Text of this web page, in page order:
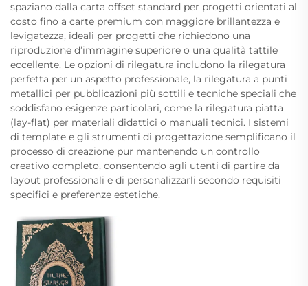
spaziano dalla carta offset standard per progetti orientati al
costo fino a carte premium con maggiore brillantezza e
levigatezza, ideali per progetti che richiedono una
riproduzione d’immagine superiore o una qualità tattile
eccellente. Le opzioni di rilegatura includono la rilegatura
perfetta per un aspetto professionale, la rilegatura a punti
metallici per pubblicazioni più sottili e tecniche speciali che
soddisfano esigenze particolari, come la rilegatura piatta
(lay-flat) per materiali didattici o manuali tecnici. I sistemi
di template e gli strumenti di progettazione semplificano il
processo di creazione pur mantenendo un controllo
creativo completo, consentendo agli utenti di partire da
layout professionali e di personalizzarli secondo requisiti
specifici e preferenze estetiche.